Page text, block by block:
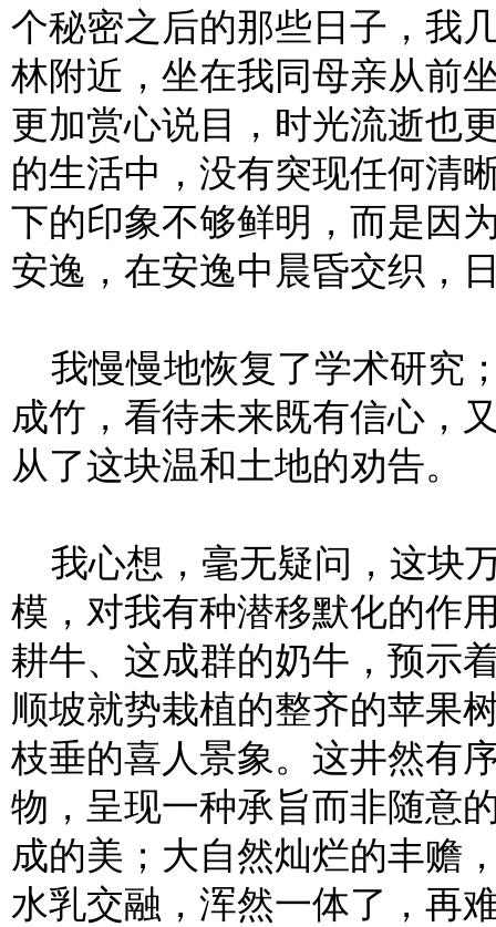
个秘密之后的那些日子，我
林附近，坐在我同母亲从前
更加赏心说目，时光流逝也
的生活中，没有突现任何清
下的印象不够鲜明，而是因
安逸，在安逸中晨昏交织，
我慢慢地恢复了学术研究
成竹，看待未来既有信心，
从了这块温和土地的劝告。
我心想，毫无疑问，这块
模，对我有种潜移默化的作
耕牛、这成群的奶牛，预示
顺坡就势栽植的整齐的苹果
枝垂的喜人景象。这井然有
物，呈现一种承旨而非随意
成的美；大自然灿烂的丰赡
水乳交融，浑然一体了，再